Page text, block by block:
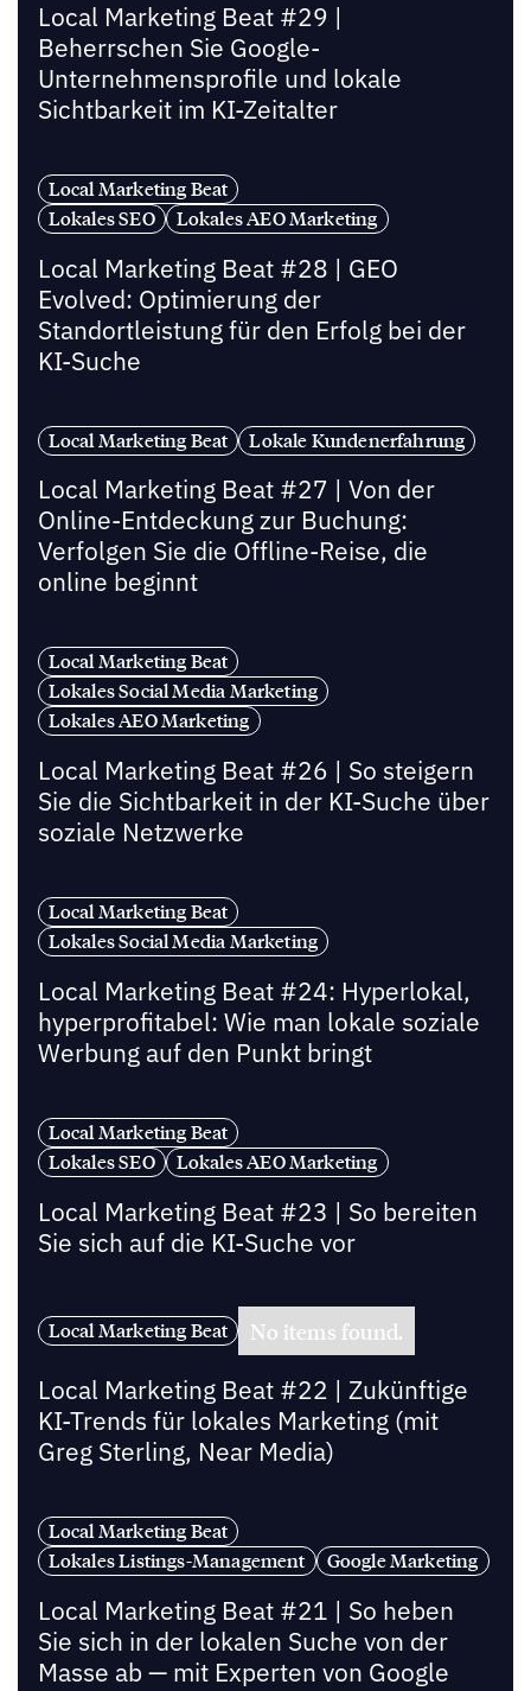
Local Marketing Beat #29 |
Beherrschen Sie Google-
Unternehmensprofile und lokale
Sichtbarkeit im KI-Zeitalter
Local Marketing Beat
Lokales SEO
Lokales AEO Marketing
Local Marketing Beat #28 | GEO
Evolved: Optimierung der
Standortleistung für den Erfolg bei der
KI-Suche
Local Marketing Beat Lokale Kundenerfahrung
Local Marketing Beat #27 | Von der
Online-Entdeckung zur Buchung:
Verfolgen Sie die Offline-Reise, die
online beginnt
Local Marketing Beat
Lokales Social Media Marketing
Lokales AEO Marketing
Local Marketing Beat #26 | So steigern
Sie die Sichtbarkeit in der KI-Suche über
soziale Netzwerke
Local Marketing Beat
Lokales Social Media Marketing
Local Marketing Beat #24: Hyperlokal,
hyperprofitabel: Wie man lokale soziale
Werbung auf den Punkt bringt
Local Marketing Beat
Lokales SEO
Lokales AEO Marketing
Local Marketing Beat #23 | So bereiten
Sie sich auf die KI-Suche vor
Local Marketing Beat No items found.
Local Marketing Beat #22 | Zukünftige
KI-Trends für lokales Marketing (mit
Greg Sterling, Near Media)
Local Marketing Beat
Lokales Listings-Management
Google Marketing
Local Marketing Beat #21 | So heben
Sie sich in der lokalen Suche von der
Masse ab — mit Experten von Google